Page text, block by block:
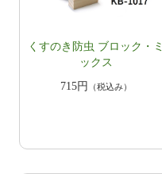
くすのき防虫 ブロック・ミ
ックス
715円
（税込み）